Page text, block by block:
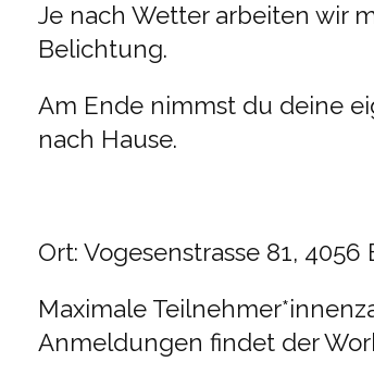
Je nach Wetter arbeiten wir
Belichtung.
Am Ende nimmst du deine
nach Hause.
Ort: Vogesenstrasse 81, 4056
Maximale
Anmeldungen findet der